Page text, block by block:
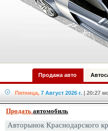
Продажа авто
Пятница, 7 Август 2026 г. | 20:27
Продать автомобиль
Авторынок Краснодарского